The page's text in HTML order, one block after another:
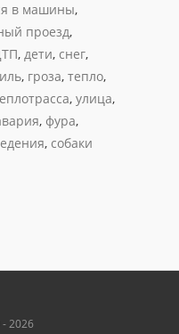
в машины,
проезд,
, дети, снег,
, гроза, тепло,
, улица,
, фура,
, собаки
2026